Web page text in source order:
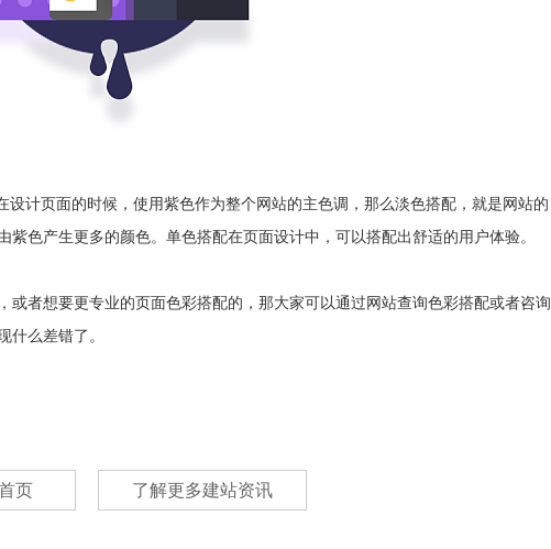
计页面的时候，使用紫色作为整个网站的主色调，那么淡色搭配，就是网站的
色产生更多的颜色。单色搭配在页面设计中，可以搭配出舒适的用户体验。
或者想要更专业的页面色彩搭配的，那大家可以通过网站查询色彩搭配或者咨询
什么差错了。
页 了解更多建站资讯